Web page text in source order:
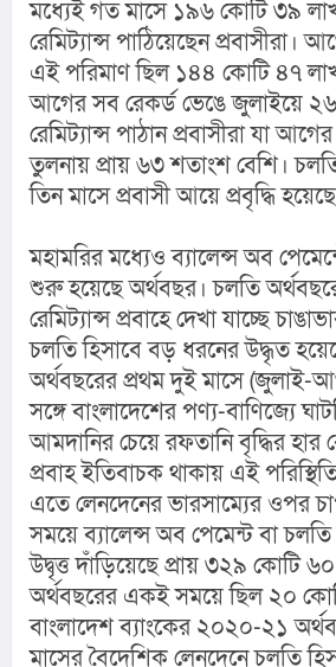
মধ্যেই গত মাসে ১৯৬ কোটি ৩৯
রেমিট্যান্স পাঠিয়েছেন
এই পরিমাণ ছিল ১৪৪ কোটি ৪৭
আগের সব রেকর্ড ভেঙে জুলাইয়ে
রেমিট্যান্স পাঠান প্রবাসীরা যা
তুলনায় প্রায় ৬৩ শতাংশ বেশি।
তিন মাসে প্রবাসী আয়ে প্রবৃদ্ধি
মহামরির মধ্যেও ব্যালেন্স অব
শুরু হয়েছে অর্থবছর। চলতি
রেমিট্যান্স প্রবাহে দেখা যাচ্ছে
চলতি হিসাবে বড় ধরনের উদ্ধৃত
অর্থবছরের প্রথম দুই মাসে (জুলাই-
সঙ্গে বাংলাদেশের পণ্য-বাণিজ্যে
আমদানির চেয়ে রফতানি বৃদ্ধির হার
প্রবাহ ইতিবাচক থাকায় এই
এতে লেনদেনের ভারসাম্যের ওপর
সময়ে ব্যালেন্স অব পেমেন্ট বা চলতি
উদ্বৃত্ত দাঁড়িয়েছে প্রায় ৩২৯ কোটি
অর্থবছরের একই সময়ে ছিল ২০
বাংলাদেশ ব্যাংকের ২০২০-২১
মাসের বৈদেশিক লেনদেনে চলতি